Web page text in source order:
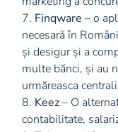
7. Finqware – o
necesară în
și desigur și a
multe bănci, și au
urmăreasca
8. Keez– O
contabilitate,